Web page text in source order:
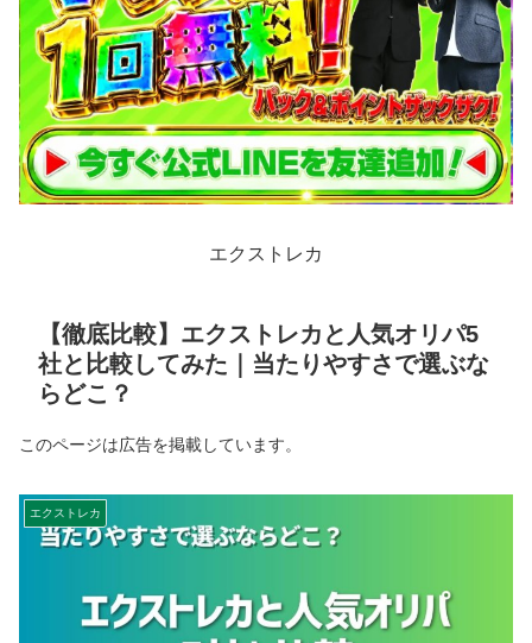
エクストレカ
【徹底比較】エクストレカと人気オリパ5
社と比較してみた｜当たりやすさで選ぶな
らどこ？
このページは広告を掲載しています。
エクストレカ